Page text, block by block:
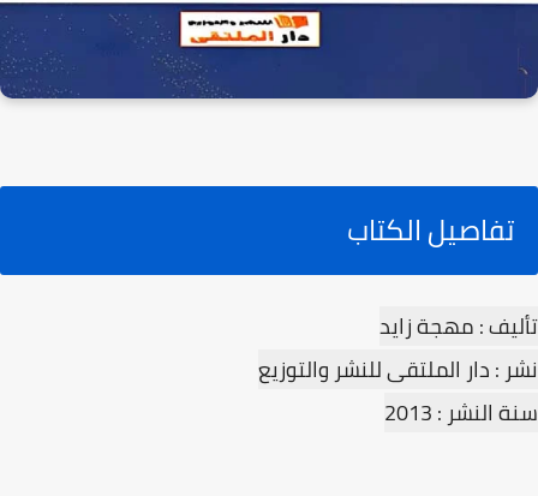
تفاصيل الكتاب
تأليف : مهجة زايد
نشر : دار الملتقى للنشر والتوزيع
سنة النشر : 2013